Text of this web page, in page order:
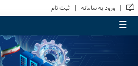
| ورود به سامانه | ثبت نام
☰